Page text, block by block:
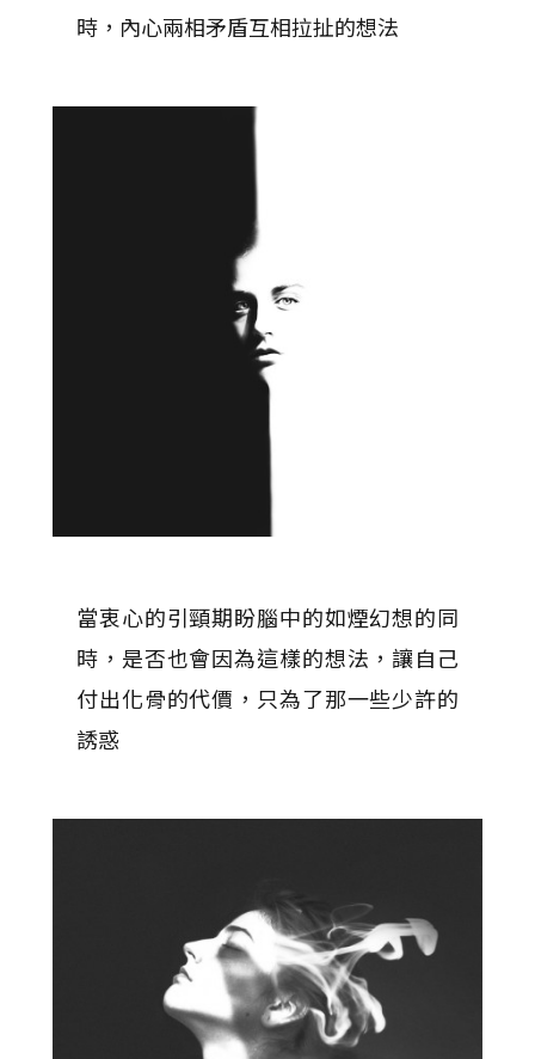
時，內心兩相矛盾互相拉扯的想法
當衷心的引頸期盼腦中的如煙幻想的同
時，是否也會因為這樣的想法，讓自己
付出化骨的代價，只為了那一些少許的
誘惑